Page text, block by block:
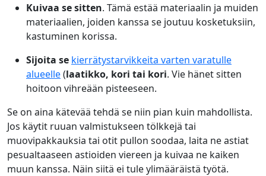
Kuivaa se sitten. Tämä estää materiaalin ja muiden
materiaalien, joiden kanssa se joutuu kosketuksiin,
kastuminen korissa.
Sijoita se kierrätystarvikkeita varten varatulle
alueelle(laatikko, kori tai kori. Vie hänet sitten
hoitoon vihreään pisteeseen.
Se on aina kätevää tehdä se niin pian kuin mahdollista.
Jos käytit ruuan valmistukseen tölkkejä tai
muovipakkauksia tai otit pullon soodaa, laita ne astiat
pesualtaaseen astioiden viereen ja kuivaa ne kaiken
muun kanssa. Näin siitä ei tule ylimääräistä työtä.